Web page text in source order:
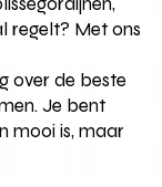
regelt? Met ons
over de beste
Je bent
mooi is, maar